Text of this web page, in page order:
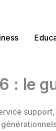
: le